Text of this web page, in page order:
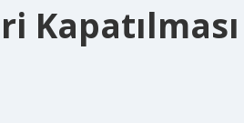
Kapatılması